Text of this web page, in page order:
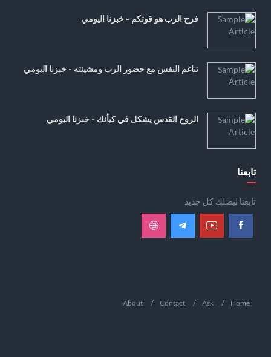
فرح الرب هو قوتكم - خبزنا اليومي
تناغم النفس مع حضور الرب ومشيئته - خبزنا اليومي
الروح القدس يشكل في كيأنك - خبزنا اليومي
تابعنا
تابعنا ليصلك كل جديد
Home
Ask
Contact
About